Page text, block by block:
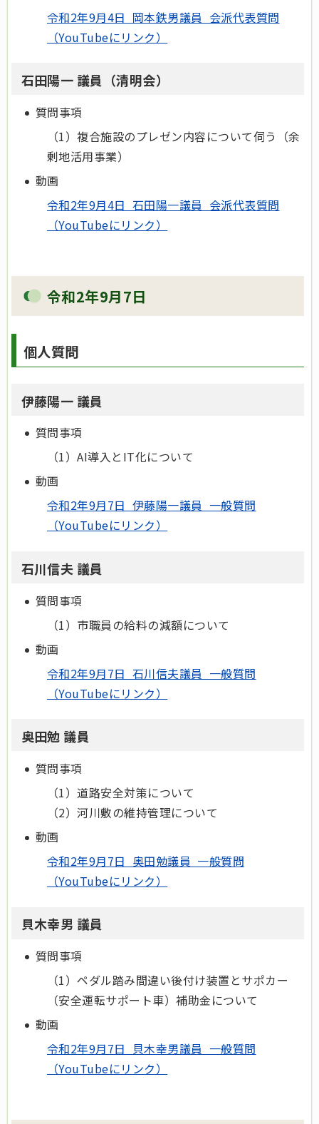
令和2年9月4日 岡本鉄男議員 会派代表質問
（YouTubeにリンク）
石田陽一 議員（清明会）
質問事項
（1）複合施設のプレゼン内容について伺う（余
剰地活用事業）
動画
令和2年9月4日 石田陽一議員 会派代表質問
（YouTubeにリンク）
令和2年9月7日
個人質問
伊藤陽一 議員
質問事項
（1）AI導入とIT化について
動画
令和2年9月7日 伊藤陽一議員 一般質問
（YouTubeにリンク）
石川信夫 議員
質問事項
（1）市職員の給料の減額について
動画
令和2年9月7日 石川信夫議員 一般質問
（YouTubeにリンク）
奥田勉 議員
質問事項
（1）道路安全対策について
（2）河川敷の維持管理について
動画
令和2年9月7日 奥田勉議員 一般質問
（YouTubeにリンク）
貝木幸男 議員
質問事項
（1）ペダル踏み間違い後付け装置とサポカー
（安全運転サポート車）補助金について
動画
令和2年9月7日 貝木幸男議員 一般質問
（YouTubeにリンク）